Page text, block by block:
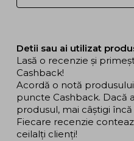
Detii sau ai utilizat
Lasă o recenzie și
Cashback!
Acordă o notă
puncte Cashback. Dacă
produsul, mai câștigi
Fiecare recenzie
ceilalți clienți!